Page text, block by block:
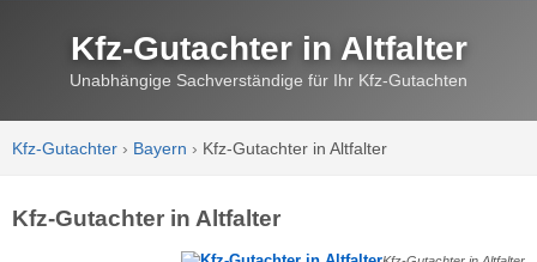
Kfz-Gutachter in Altfalter
Unabhängige Sachverständige für Ihr Kfz-Gutachten
Kfz-Gutachter › Bayern › Kfz-Gutachter in Altfalter
Kfz-Gutachter in Altfalter